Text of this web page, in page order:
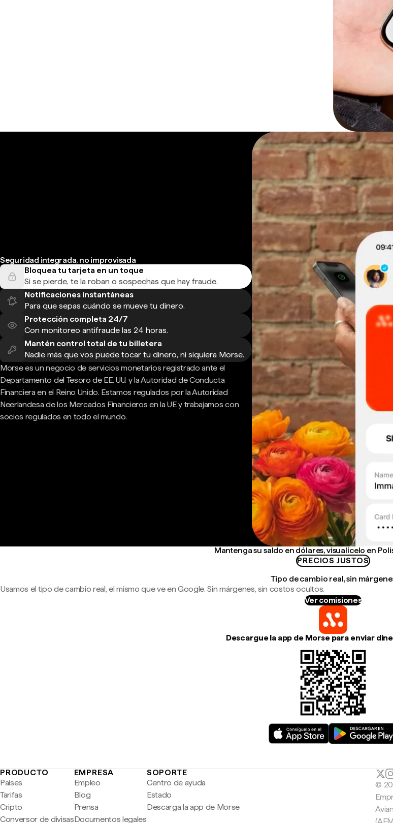
Seguridad integrada, no improvisada
Bloquea tu tarjeta en un toque
Si se pierde, te la roban o sospechas que hay fraude.
Notificaciones instantáneas
Para que sepas cuándo se mueve tu dinero.
Protección completa 24/7
Con monitoreo antifraude las 24 horas.
Mantén control total de tu billetera
Nadie más que vos puede tocar tu dinero, ni siquiera Morse.
Morse es un negocio de servicios monetarios registrado ante el
Departamento del Tesoro de EE. UU. y la Autoridad de Conducta
Financiera en el Reino Unido. Estamos regulados por la Autoridad
Neerlandesa de los Mercados Financieros en la UE y trabajamos con
socios regulados en todo el mundo.
Mantenga su saldo en dólares, visualícelo en
PRECIOS JUSTOS
Tipo de cambio real, sin
Usamos el tipo de cambio real, el mismo que ve en Google. Sin márgenes, sin costos ocultos.
Ver comisiones
Descargue la app de Morse para enviar
PRODUCTO
Países
Tarifas
Cripto
Conversor de divisas
EMPRESA
Empleo
Blog
Prensa
Documentos legales
SOPORTE
Centro de ayuda
Estado
Descarga la app de Morse
©